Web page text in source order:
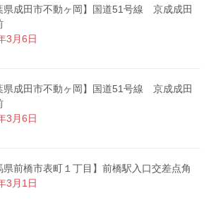
県成田市不動ヶ岡】国道51号線 京成成田
3月6日
県成田市不動ヶ岡】国道51号線 京成成田
3月6日
県前橋市表町１丁目】前橋駅入口交差点角
3月1日